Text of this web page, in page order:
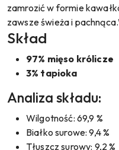
zamrozić w formie
zawsze świeża i
Skład
97% mięso królicze
3% tapioka
Analiza składu:
Wilgotność: 69,9 %
Białko surowe: 9,4 %
Tłuszcz surowy: 9,2 %